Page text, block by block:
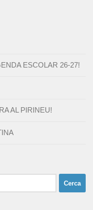
ESCOLAR 26-27!
AL PIRINEU!